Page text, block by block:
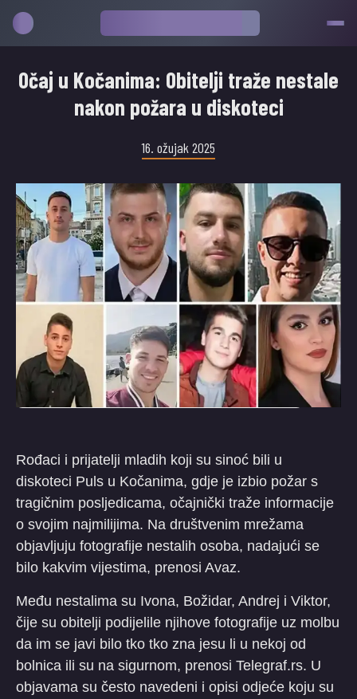
Očaj u Kočanima: Obitelji traže nestale
nakon požara u diskoteci
16. ožujak 2025
Rođaci i prijatelji mladih koji su sinoć bili u
diskoteci Puls u Kočanima, gdje je izbio požar s
tragičnim posljedicama, očajnički traže informacije
o svojim najmilijima. Na društvenim mrežama
objavljuju fotografije nestalih osoba, nadajući se
bilo kakvim vijestima, prenosi Avaz.
Među nestalima su Ivona, Božidar, Andrej i Viktor,
čije su obitelji podijelile njihove fotografije uz molbu
da im se javi bilo tko tko zna jesu li u nekoj od
bolnica ili su na sigurnom, prenosi Telegraf.rs. U
objavama su često navedeni i opisi odjeće koju su